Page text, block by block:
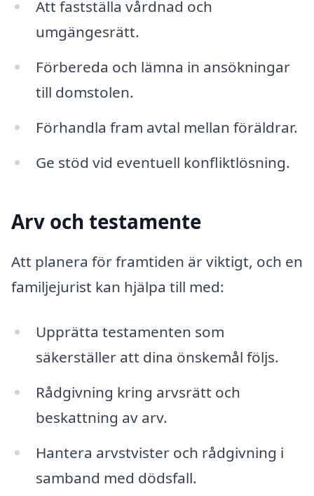
Att fastställa vårdnad och
umgängesrätt.
Förbereda och lämna in ansökningar
till domstolen.
Förhandla fram avtal mellan föräldrar.
Ge stöd vid eventuell konfliktlösning.
Arv och testamente
Att planera för framtiden är viktigt, och en
familjejurist kan hjälpa till med:
Upprätta testamenten som
säkerställer att dina önskemål följs.
Rådgivning kring arvsrätt och
beskattning av arv.
Hantera arvstvister och rådgivning i
samband med dödsfall.